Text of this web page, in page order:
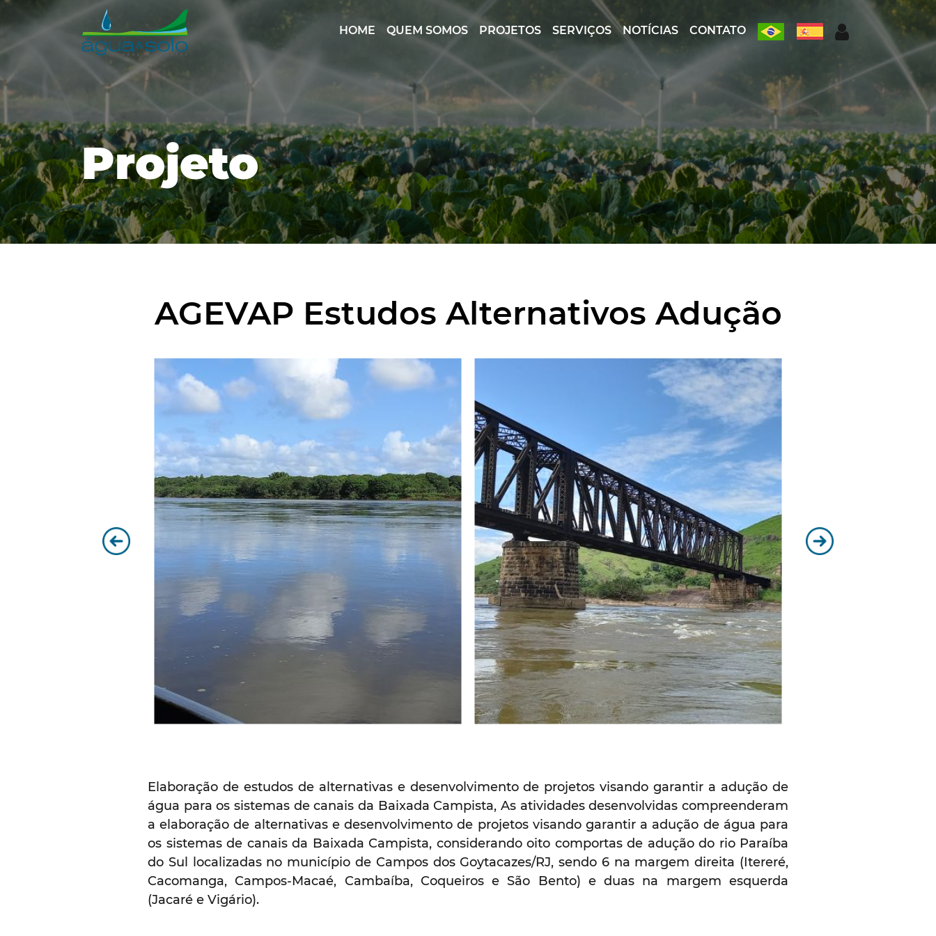
HOME QUEM SOMOS PROJETOS SERVIÇOS NOTÍCIAS CONTATO
Projeto
AGEVAP Estudos Alternativos Adução
Elaboração de estudos de alternativas e desenvolvimento de projetos visando garantir a adução de
água para os sistemas de canais da Baixada Campista, As atividades desenvolvidas compreenderam
a elaboração de alternativas e desenvolvimento de projetos visando garantir a adução de água para
os sistemas de canais da Baixada Campista, considerando oito comportas de adução do rio Paraíba
do Sul localizadas no município de Campos dos Goytacazes/RJ, sendo 6 na margem direita (Itereré,
Cacomanga, Campos-Macaé, Cambaíba, Coqueiros e São Bento) e duas na margem esquerda
(Jacaré e Vigário).